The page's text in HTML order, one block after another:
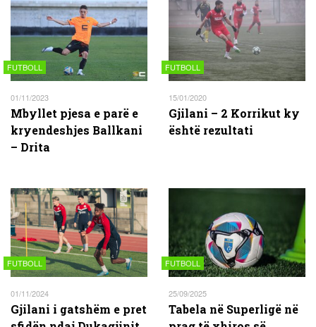
FUTBOLL
01/11/2023
Mbyllet pjesa e parë e
kryendeshjes Ballkani
– Drita
FUTBOLL
15/01/2020
Gjilani – 2 Korrikut ky
është rezultati
FUTBOLL
01/11/2024
Gjilani i gatshëm e pret
FUTBOLL
25/09/2025
Tabela në Superligë në